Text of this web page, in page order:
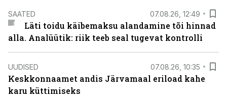
SAATED 07.08.26, 12:49
Läti toidu käibemaksu alandamine tõi hinnad
alla. Analüütik: riik teeb seal tugevat kontrolli
UUDISED 07.08.26, 10:35
Keskkonnaamet andis Järvamaal eriload kahe
karu küttimiseks